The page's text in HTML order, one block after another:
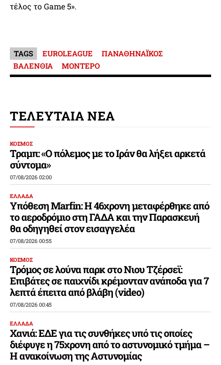
τέλος το Game 5».
TAGS EUROLEAGUE
ΠΑΝΑΘΗΝΑΪΚΟΣ
ΒΑΛΕΝΘΙΑ
ΜΟΝΤΕΡΟ
ΤΕΛΕΥΤΑΙΑ ΝΕΑ
ΚΟΣΜΟΣ
Τραμπ: «Ο πόλεμος με το Ιράν θα λήξει αρκετά
σύντομα»
07/08/2026 02:00
ΕΛΛΑΔΑ
Υπόθεση Marfin: Η 46χρονη μεταφέρθηκε από
το αεροδρόμιο στη ΓΑΔΑ και την Παρασκευή
θα οδηγηθεί στον εισαγγελέα
07/08/2026 00:55
ΚΟΣΜΟΣ
Τρόμος σε λούνα παρκ στο Νιου Τζέρσεϊ:
Επιβάτες σε παιχνίδι κρέμονταν ανάποδα για 7
λεπτά έπειτα από βλάβη (video)
07/08/2026 00:45
ΕΛΛΑΔΑ
Χανιά: ΕΔΕ για τις συνθήκες υπό τις οποίες
διέφυγε η 75χρονη από το αστυνομικό τμήμα –
Η ανακοίνωση της Αστυνομίας